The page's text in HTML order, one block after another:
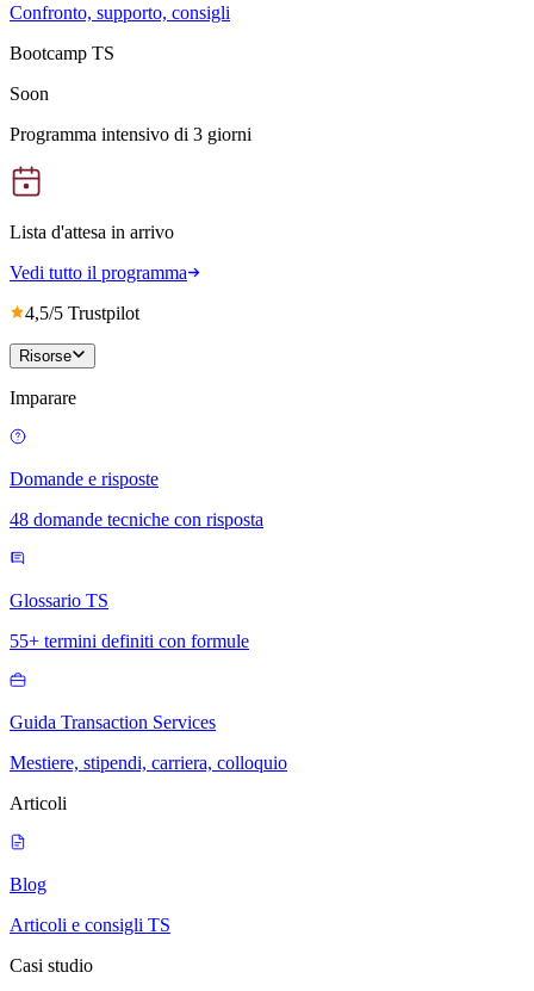
Confronto, supporto, consigli
Bootcamp TS
Soon
Programma intensivo di 3 giorni
Lista d'attesa in arrivo
Vedi tutto il programma
4,5/5 Trustpilot
Risorse
Imparare
Domande e risposte
48 domande tecniche con risposta
Glossario TS
55+ termini definiti con formule
Guida Transaction Services
Mestiere, stipendi, carriera, colloquio
Articoli
Blog
Articoli e consigli TS
Casi studio